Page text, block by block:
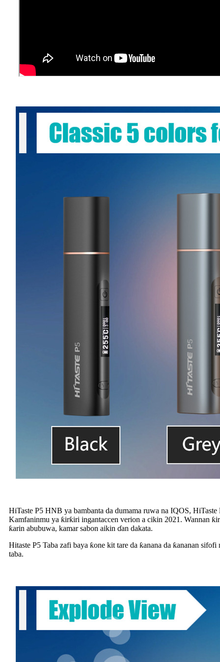
HiTaste P5 HNB ya bambanta da dumama ruwa na IQOS,
Kamfaninmu ya ƙirƙiri ingantaccen verion a cikin 2021. Wannan
ƙarin abubuwa, kamar sabon aikin ɗan dakata.
Hitaste P5 Taba zafi baya ƙone kit tare da ƙanana da ƙananan
taba.